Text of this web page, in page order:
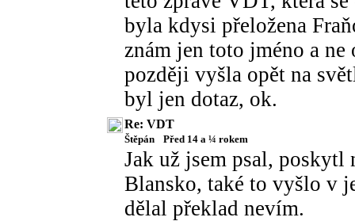
byla kdysi přeložena
znám jen toto jméno a ne
později vyšla opět na
byl jen dotaz, ok.
Re: VDT
Štěpán Před 14 a ¼ rokem
Jak už jsem psal, poskytl
Blansko, také to vyšlo v
dělal překlad nevím.